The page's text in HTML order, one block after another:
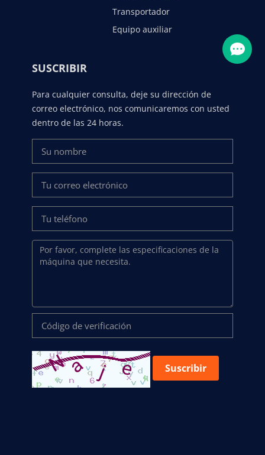
Transportador
Equipo auxiliar
SUSCRIBIR
Para cualquier consulta, deje su dirección de
correo electrónico, nos comunicaremos con usted
dentro de las 24 horas.
Suscribir